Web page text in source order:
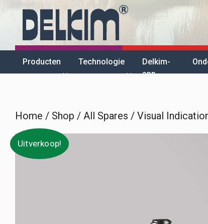
Skip
content
Producten Technologie
Delkim-
app
Home / Shop / All Spares / Visual
Uitverkoop!